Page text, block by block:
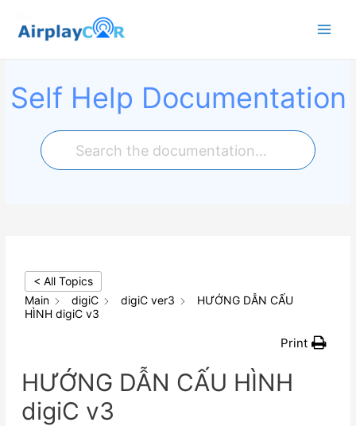
Self Help Documentation
< All Topics
Main
digiC digiC ver3
HƯỚNG DẪN CẤU
HÌNH digiC v3
Print
HƯỚNG DẪN CẤU HÌNH
digiC v3